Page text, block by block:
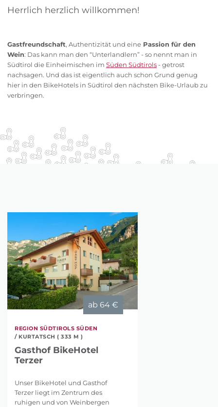
Herrlich herzlich willkommen!
Gastfreundschaft, Authentizität und eine Passion für den
Wein: Das kann man den “Unterlandlern” - so nennt man in
Südtirol die Einheimischen im Süden Südtirols- getrost
nachsagen. Und das ist eigentlich auch schon Grund genug
hier in den BikeHotels in Südtirol den nächsten Bike-Urlaub zu
verbringen.
ab 64 €
REGION SÜDTIROLS SÜDEN
/ KURTATSCH ( 333 M )
Gasthof BikeHotel
Terzer
Unser BikeHotel und Gasthof
Terzer liegt im Zentrum des
ruhigen und von Weinbergen